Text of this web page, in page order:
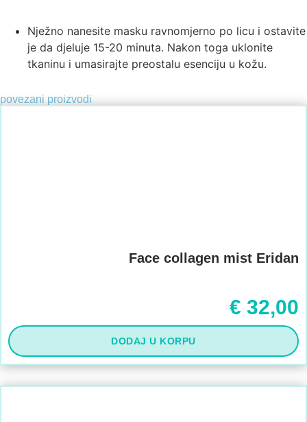
Nježno nanesite masku ravnomjerno po licu i ostavite
je da djeluje 15-20 minuta. Nakon toga uklonite
tkaninu i umasirajte preostalu esenciju u kožu.
povezani proizvodi
Face collagen mist Eridan
€ 32,00
DODAJ U KORPU